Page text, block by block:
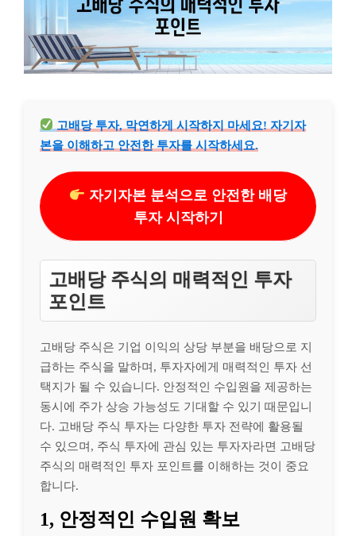
고배당 투자, 막연하게 시작하지 마세요! 자기자
본을 이해하고 안전한 투자를 시작하세요.
자기자본 분석으로 안전한 배당
투자 시작하기
고배당 주식의 매력적인 투자
포인트
고배당 주식은 기업 이익의 상당 부분을 배당으로 지
급하는 주식을 말하며, 투자자에게 매력적인 투자 선
택지가 될 수 있습니다. 안정적인 수입원을 제공하는
동시에 주가 상승 가능성도 기대할 수 있기 때문입니
다. 고배당 주식 투자는 다양한 투자 전략에 활용될
수 있으며, 주식 투자에 관심 있는 투자자라면 고배당
주식의 매력적인 투자 포인트를 이해하는 것이 중요
합니다.
1, 안정적인 수입원 확보